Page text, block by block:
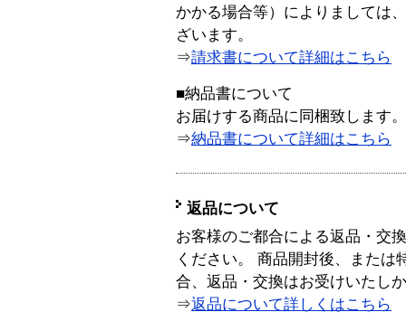
かかる場合等）によりましては
ざいます。
⇒請求書について詳細はこちら
■納品書について
お届けする商品に同梱致します。
⇒納品書について詳細はこちら
返品について
お客様のご都合による返品・交
ください。 商品開封後、または
合、返品・交換はお受けいたし
⇒返品について詳しくはこちら